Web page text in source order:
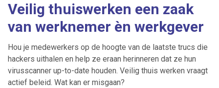
Veilig thuiswerken een zaak
van werknemer èn werkgever
Hou je medewerkers op de hoogte van de laatste trucs die
hackers uithalen en help ze eraan herinneren dat ze hun
virusscanner up-to-date houden. Veilig thuis werken vraagt
actief beleid. Wat kan er misgaan?